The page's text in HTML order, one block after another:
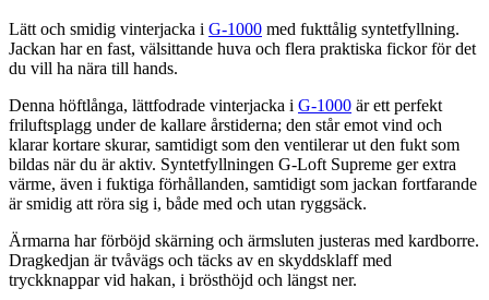
Lätt och smidig vinterjacka i G-1000 med fukttålig syntetfyllning.
Jackan har en fast, välsittande huva och flera praktiska fickor för det
du vill ha nära till hands.
Denna höftlånga, lättfodrade vinterjacka i G-1000 är ett perfekt
friluftsplagg under de kallare årstiderna; den står emot vind och
klarar kortare skurar, samtidigt som den ventilerar ut den fukt som
bildas när du är aktiv. Syntetfyllningen G-Loft Supreme ger extra
värme, även i fuktiga förhållanden, samtidigt som jackan fortfarande
är smidig att röra sig i, både med och utan ryggsäck.
Ärmarna har förböjd skärning och ärmsluten justeras med kardborre.
Dragkedjan är tvåvägs och täcks av en skyddsklaff med
tryckknappar vid hakan, i brösthöjd och längst ner.